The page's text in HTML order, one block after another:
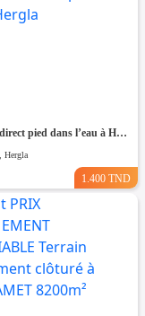
2 Terrain direct pied dans l’eau à Hergla
Hergla
1.400 TND